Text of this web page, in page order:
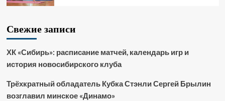
Свежие записи
ХК «Сибирь»: расписание матчей, календарь игр и
история новосибирского клуба
Трёхкратный обладатель Кубка Стэнли Сергей Брылин
возглавил минское «Динамо»